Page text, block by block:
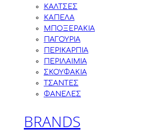
ΚΑΛΤΣΕΣ
ΚΑΠΕΛΑ
ΜΠΟΞΕΡΑΚΙΑ
ΠΑΓΟΥΡΙΑ
ΠΕΡΙΚΑΡΠΙΑ
ΠΕΡΙΛΑΙΜΙΑ
ΣΚΟΥΦΑΚΙΑ
ΤΣΑΝΤΕΣ
ΦΑΝΕΛΕΣ
BRANDS